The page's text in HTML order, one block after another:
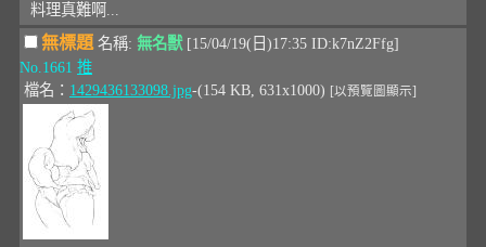
料理真難啊...
無標題名稱: 無名獸[15/04/19(日)17:35 ID:k7nZ2Ffg]
No.1661 推
檔名： 1429436133098.jpg-(154 KB, 631x1000) [以預覽圖顯示]